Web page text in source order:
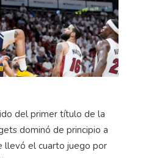
del primer título de la
dominó de principio a
llevó el cuarto juego por